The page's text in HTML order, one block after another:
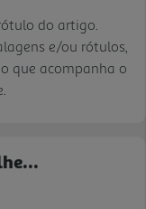
do artigo.
e/ou rótulos,
que acompanha o